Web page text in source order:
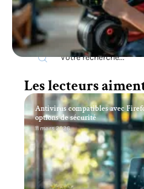
Recherche
Les lecteurs
Antivirus compatibles avec
options de sécurité
11 mars 2026